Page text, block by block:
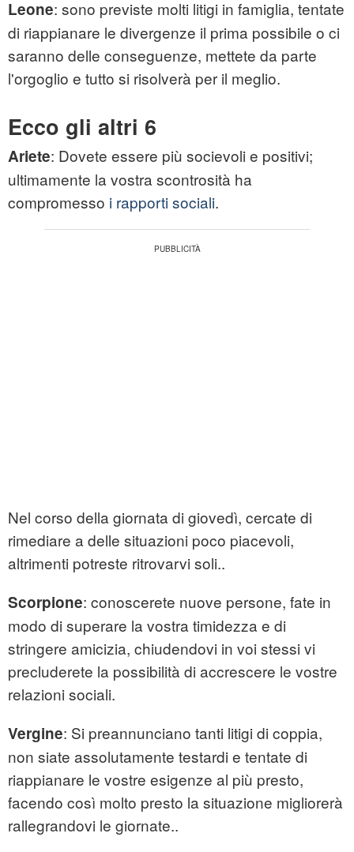
Leone: sono previste molti litigi in famiglia, tentate
di riappianare le divergenze il prima possibile o ci
saranno delle conseguenze, mettete da parte
l'orgoglio e tutto si risolverà per il meglio.
Ecco gli altri 6
Ariete: Dovete essere più socievoli e positivi;
ultimamente la vostra scontrosità ha
compromesso i rapporti sociali.
Nel corso della giornata di giovedì, cercate di
rimediare a delle situazioni poco piacevoli,
altrimenti potreste ritrovarvi soli..
Scorpione: conoscerete nuove persone, fate in
modo di superare la vostra timidezza e di
stringere amicizia, chiudendovi in voi stessi vi
precluderete la possibilità di accrescere le vostre
relazioni sociali.
Vergine: Si preannunciano tanti litigi di coppia,
non siate assolutamente testardi e tentate di
riappianare le vostre esigenze al più presto,
facendo così molto presto la situazione migliorerà
rallegrandovi le giornate..